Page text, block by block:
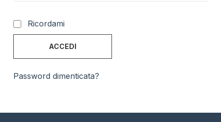
Ricordami
ACCEDI
Password dimenticata?